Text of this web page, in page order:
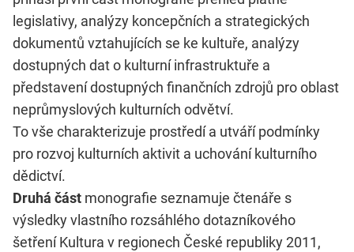
legislativy, analýzy koncepčních a strategických
dokumentů vztahujících se ke kultuře, analýzy
dostupných dat o kulturní infrastruktuře a
představení dostupných finančních zdrojů pro oblast
neprůmyslových kulturních odvětví.
To vše charakterizuje prostředí a utváří podmínky
pro rozvoj kulturních aktivit a uchování kulturního
dědictví.
Druhá část monografie seznamuje čtenáře s
výsledky vlastního rozsáhlého dotazníkového
šetření Kultura v regionech České republiky 2011,